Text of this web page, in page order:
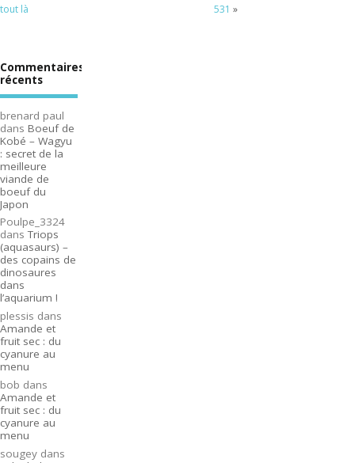
tout là
531 »
Commentaires
récents
brenard paul
dans Boeuf de
Kobé – Wagyu
: secret de la
meilleure
viande de
boeuf du
Japon
Poulpe_3324
dansTriops
(aquasaurs) –
des copains de
dinosaures
dans
l’aquarium !
plessis dans
Amande et
fruit sec : du
cyanure au
menu
bob dans
Amande et
fruit sec : du
cyanure au
menu
sougey dans